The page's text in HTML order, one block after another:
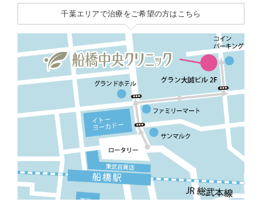
千葉エリアで治療をご希望の方はこちら